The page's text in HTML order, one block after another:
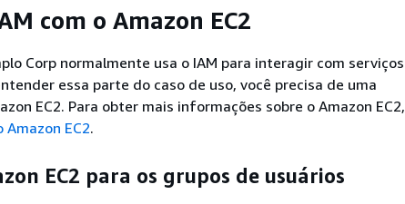
com o Amazon EC2
Corp normalmente usa o IAM para interagir com serviços
essa parte do caso de uso, você precisa de uma
EC2. Para obter mais informações sobre o Amazon EC2,
EC2.
EC2 para os grupos de usuários